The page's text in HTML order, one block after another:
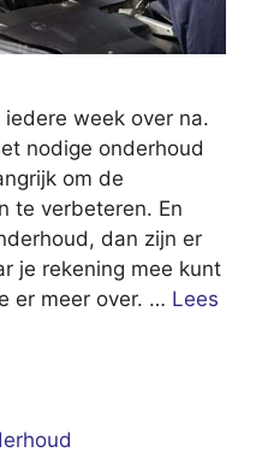
week over na.
nodige onderhoud
om de
te verbeteren. En
dan zijn er
je rekening mee kunt
er meer over. … Lees